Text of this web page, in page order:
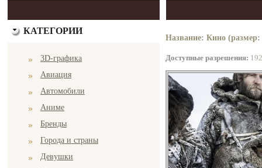
КАТЕГОРИИ
3D-графика
Авиация
Автомобили
Аниме
Бренды
Города и страны
Девушки
Название: Кино (размер:
Доступные разрешения: